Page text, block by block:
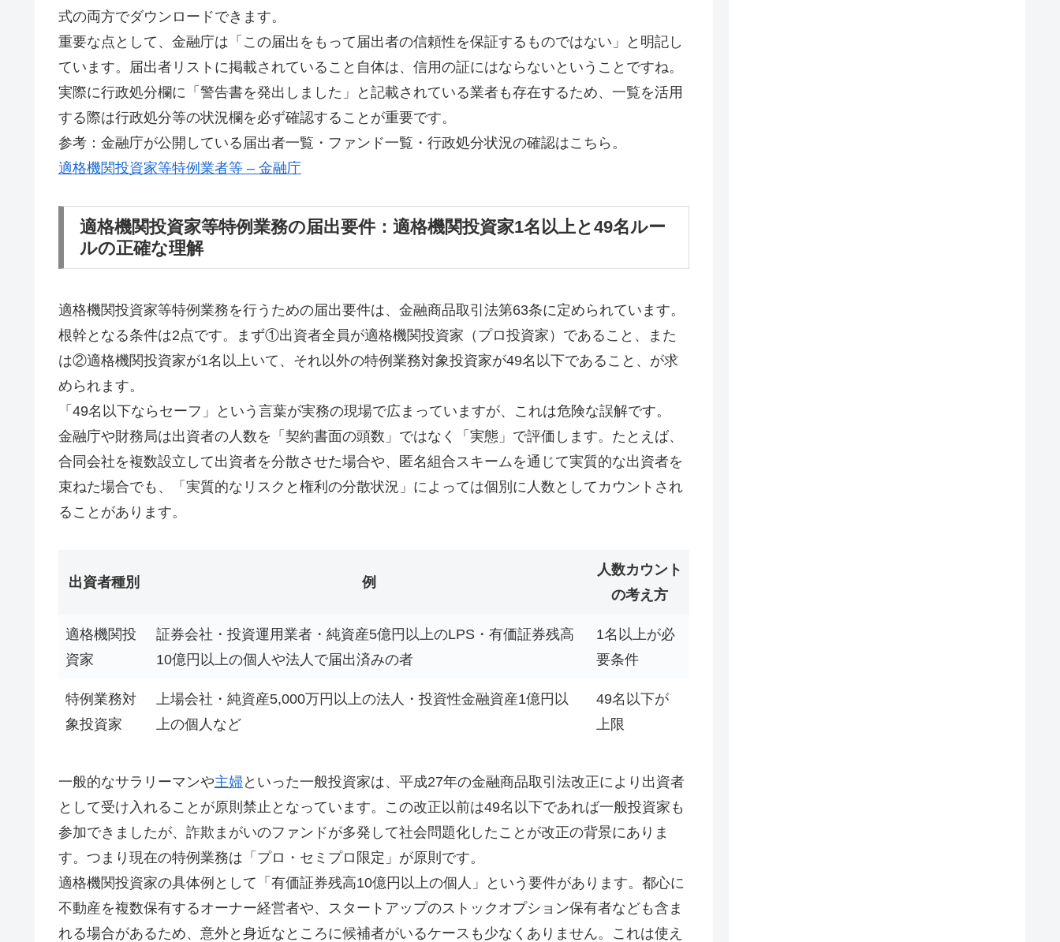
式の両方でダウンロードできます。
重要な点として、金融庁は「この届出をもって届出者の信頼性を保証するものではない」と明記し
ています。届出者リストに掲載されていること自体は、信用の証にはならないということですね。
実際に行政処分欄に「警告書を発出しました」と記載されている業者も存在するため、一覧を活用
する際は行政処分等の状況欄を必ず確認することが重要です。
参考：金融庁が公開している届出者一覧・ファンド一覧・行政処分状況の確認はこちら。
適格機関投資家等特例業者等 – 金融庁
適格機関投資家等特例業務の届出要件：適格機関投資家1名以上と49名ルー
ルの正確な理解
適格機関投資家等特例業務を行うための届出要件は、金融商品取引法第63条に定められています。
根幹となる条件は2点です。まず①出資者全員が適格機関投資家（プロ投資家）であること、また
は②適格機関投資家が1名以上いて、それ以外の特例業務対象投資家が49名以下であること、が求
められます。
「49名以下ならセーフ」という言葉が実務の現場で広まっていますが、これは危険な誤解です。
金融庁や財務局は出資者の人数を「契約書面の頭数」ではなく「実態」で評価します。たとえば、
合同会社を複数設立して出資者を分散させた場合や、匿名組合スキームを通じて実質的な出資者を
束ねた場合でも、「実質的なリスクと権利の分散状況」によっては個別に人数としてカウントされ
ることがあります。
出資者種別 例
人数カウント
の考え方
適格機関投
資家
証券会社・投資運用業者・純資産5億円以上のLPS・有価証券残高
10億円以上の個人や法人で届出済みの者
1名以上が必
要条件
特例業務対
象投資家
上場会社・純資産5,000万円以上の法人・投資性金融資産1億円以
上の個人など
49名以下が
上限
一般的なサラリーマンや主婦といった一般投資家は、平成27年の金融商品取引法改正により出資者
として受け入れることが原則禁止となっています。この改正以前は49名以下であれば一般投資家も
参加できましたが、詐欺まがいのファンドが多発して社会問題化したことが改正の背景にありま
す。つまり現在の特例業務は「プロ・セミプロ限定」が原則です。
適格機関投資家の具体例として「有価証券残高10億円以上の個人」という要件があります。都心に
不動産を複数保有するオーナー経営者や、スタートアップのストックオプション保有者なども含ま
れる場合があるため、意外と身近なところに候補者がいるケースも少なくありません。これは使え